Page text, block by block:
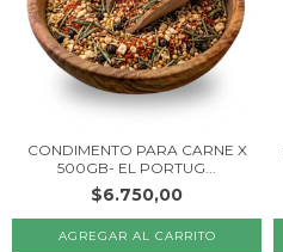
CONDIMENTO PARA CARNE X
500GB- EL PORTUG...
$6.750,00